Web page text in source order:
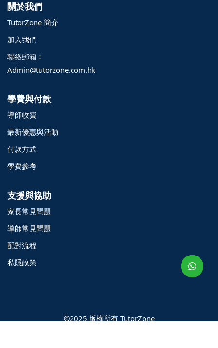
至日 - 24 小時
關於我們
TutorZone 簡介
加入我們
聯絡郵箱：
Admin@tutorzone.com.hk
學費與付款
導師收費
最新優惠與活動
付款方式
學費參考
支援與協助
家長常見問題
導師常見問題
配對流程
私隱政策
©2025 版權所有 TutorZone